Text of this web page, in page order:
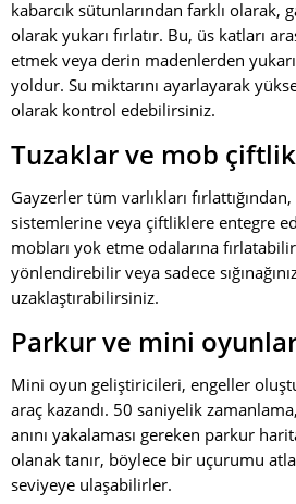
kabarcık sütunlarından farklı olarak,
olarak yukarı fırlatır. Bu, üs katları
etmek veya derin madenlerden
yoldur. Su miktarını ayarlayarak
olarak kontrol edebilirsiniz.
Tuzaklar ve mob
Gayzerler tüm varlıkları
sistemlerine veya çiftliklere entegre
mobları yok etme odalarına
yönlendirebilir veya sadece
uzaklaştırabilirsiniz.
Parkur ve mini
Mini oyun geliştiricileri, engeller
araç kazandı. 50 saniyelik
anını yakalaması gereken parkur
olanak tanır, böylece bir uçurumu
seviyeye ulaşabilirler.